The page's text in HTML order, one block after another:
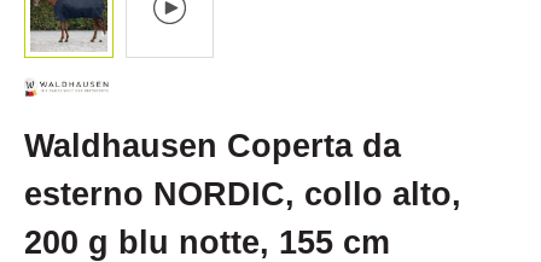
Waldhausen Coperta da
esterno NORDIC, collo alto,
200 g blu notte, 155 cm